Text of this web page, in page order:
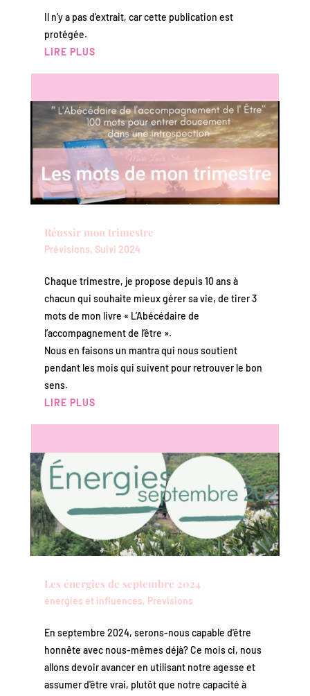
Il n’y a pas d’extrait, car cette publication est
protégée.
LIRE PLUS
Réussir mon trimestre
Prévisions, Suivi 2024
Chaque trimestre, je propose depuis 10 ans à
chacun qui souhaite mieux gérer sa vie, de tirer 3
mots de mon livre « L’Abécédaire de
l’accompagnement de l’être ».
Nous en faisons un mantra qui nous soutient
pendant les mois qui suivent pour retrouver le bon
sens.
LIRE PLUS
Les énergies de septembre 2024
énergies et influences, Prévisions
En septembre 2024, serons-nous capable d'être
honnête avec nous-mêmes déjà? Ce mois ci, nous
allons devoir avancer en utilisant notre agesse et
assumer d'être vrai, plutôt que notre capacité à